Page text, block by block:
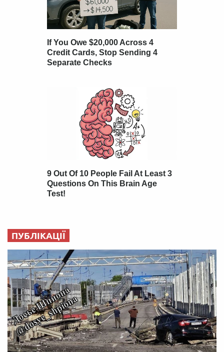
ПУБЛІКАЦІЇ